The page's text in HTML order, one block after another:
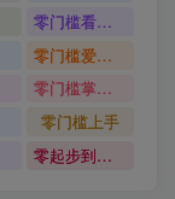
【站长运营资料】无水印课程资源
零门槛看完就能上手
零门槛爱奇艺变现冷门赛道
零门槛掌握汽车赛道变现玩法
零门槛上手
零起步到独立实操